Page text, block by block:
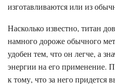
изготавливаются или из
Насколько известно, титан
намного дороже обычного
удобен тем, что он легче, а
энергии на его применение.
к тому, что за него придется